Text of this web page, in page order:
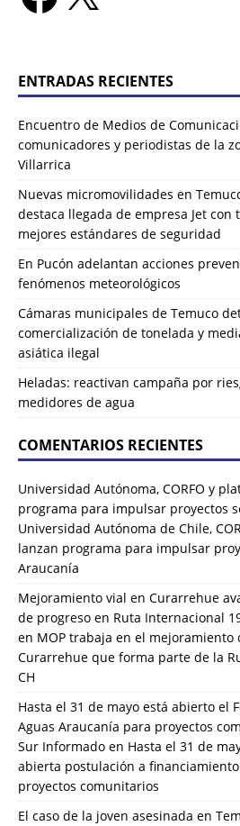
ENTRADAS RECIENTES
Encuentro de Medios de
comunicadores y periodistas de la
Villarrica
Nuevas micromovilidades en
destaca llegada de empresa Jet con
mejores estándares de seguridad
En Pucón adelantan acciones
fenómenos meteorológicos
Cámaras municipales de Temuco
comercialización de tonelada y
asiática ilegal
Heladas: reactivan campaña por
medidores de agua
COMENTARIOS RECIENTES
Universidad Autónoma, CORFO y
programa para impulsar proyectos
Universidad Autónoma de Chile,
lanzan programa para impulsar
Araucanía
Mejoramiento vial en Curarrehue
de progreso en Ruta Internacional
en MOP trabaja en el
Curarrehue que forma parte de la
CH
Hasta el 31 de mayo está abierto el
Aguas Araucanía para proyectos
Sur Informado en Hasta el 31 de
abierta postulación a
proyectos comunitarios
El caso de la joven asesinada en